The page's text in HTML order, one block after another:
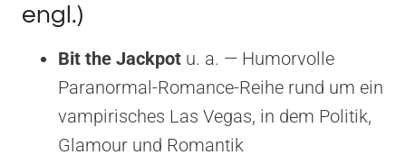
engl.)
Bit the Jackpot u. a. — Humorvolle
Paranormal-Romance-Reihe rund um ein
vampirisches Las Vegas, in dem Politik,
Glamour und Romantik